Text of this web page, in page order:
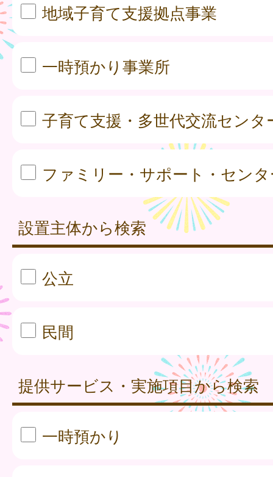
地域子育て支援拠点事業
一時預かり事業所
子育て支援・多世代交流センタ
ファミリー・サポート・セン
設置主体から検索
公立
民間
提供サービス・実施項目から検索
一時預かり